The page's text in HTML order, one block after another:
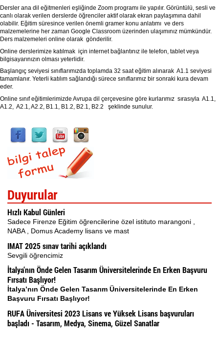
Dersler ana dil eğitmenleri eşliğinde Zoom programı ile yapılır. Görüntülü, sesli ve
canlı olarak verilen derslerde öğrenciler aktif olarak ekran paylaşımına dahil
olabilir. Eğitim süresince verilen önemli gramer konu anlatımı ve ders
malzemelerine her zaman Google Classroom üzerinden ulaşımınız mümkündür.
Ders malzemeleri online olarak gönderilir.
Online derslerimize katılmak için internet bağlantınız ile telefon, tablet veya
bilgisayarınızın olması yeterlidir.
Başlangıç seviyesi sınıflarımızda toplamda 32 saat eğitim alınarak A1.1 seviyesi
tamamlanır. Yeterli katılım sağlandığı sürece sınıflarımız bir sonraki kura devam
eder.
Online sınıf eğitimlerimizde Avrupa dil çerçevesine göre kurlarımız sırasıyla A1.1,
A1.2, A2.1, A2.2, B1.1, B1.2, B2.1, B2.2 şeklinde sunulur.
Duyurular
Hızlı Kabul Günleri
Sadece Firenze Eğitim öğrencilerine özel istituto marangoni ,
NABA , Domus Academy lisans ve mast
IMAT 2025 sınav tarihi açıklandı
Sevgili öğrencimiz
İtalya’nın Önde Gelen Tasarım Üniversitelerinde En Erken Başvuru
Fırsatı Başlıyor!
İtalya’nın Önde Gelen Tasarım Üniversitelerinde En Erken
Başvuru Fırsatı Başlıyor!
RUFA Üniversitesi 2023 Lisans ve Yüksek Lisans başvuruları
başladı - Tasarım, Medya, Sinema, Güzel Sanatlar